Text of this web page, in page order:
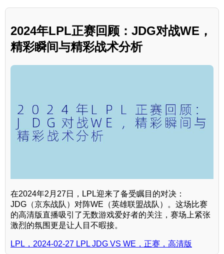
2024年LPL正赛回顾：JDG对战WE，
精彩瞬间与精彩战术分析
在2024年2月27日，LPL迎来了备受瞩目的对决：
JDG（京东战队）对阵WE（英雄联盟战队）。这场比赛
的高清版直播吸引了无数游戏爱好者的关注，赛场上紧张
激烈的氛围更是让人目不暇接。
LPL，2024-02-27 LPL JDG VS WE，正赛，高清版